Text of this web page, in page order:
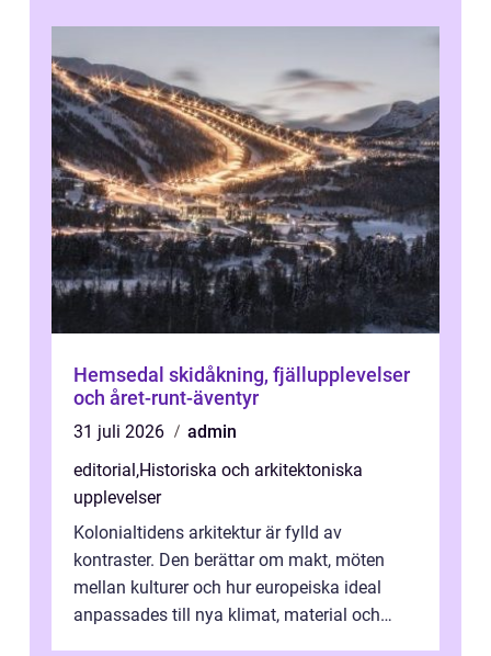
Hemsedal skidåkning, fjällupplevelser
och året-runt-äventyr
31 juli 2026
admin
editorial ,Historiska och arkitektoniska
upplevelser
Kolonialtidens arkitektur är fylld av
kontraster. Den berättar om makt, möten
mellan kulturer och hur europeiska ideal
anpassades till nya klimat, material och